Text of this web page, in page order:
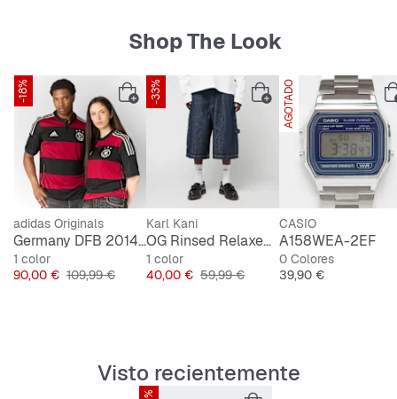
Horma clásica
Cordones
Empeine textil y sintético
Plantilla textil
Suela de goma
Estructura COLD CEMENT
Shop The Look
-18%
adidas Originals
Germany DFB 2014 Away Jersey
1 color
Precio
90,00 € Precio original
109,99 €
-33%
Karl Kani
OG Rinsed Relaxed Baggy Workwear Jorts
1 color
Precio
40,00 € Precio original
59,99 €
AGOTADO
CASIO
A158WEA-2EF
0 Colores
Precio
39,90 €
Visto recientemente